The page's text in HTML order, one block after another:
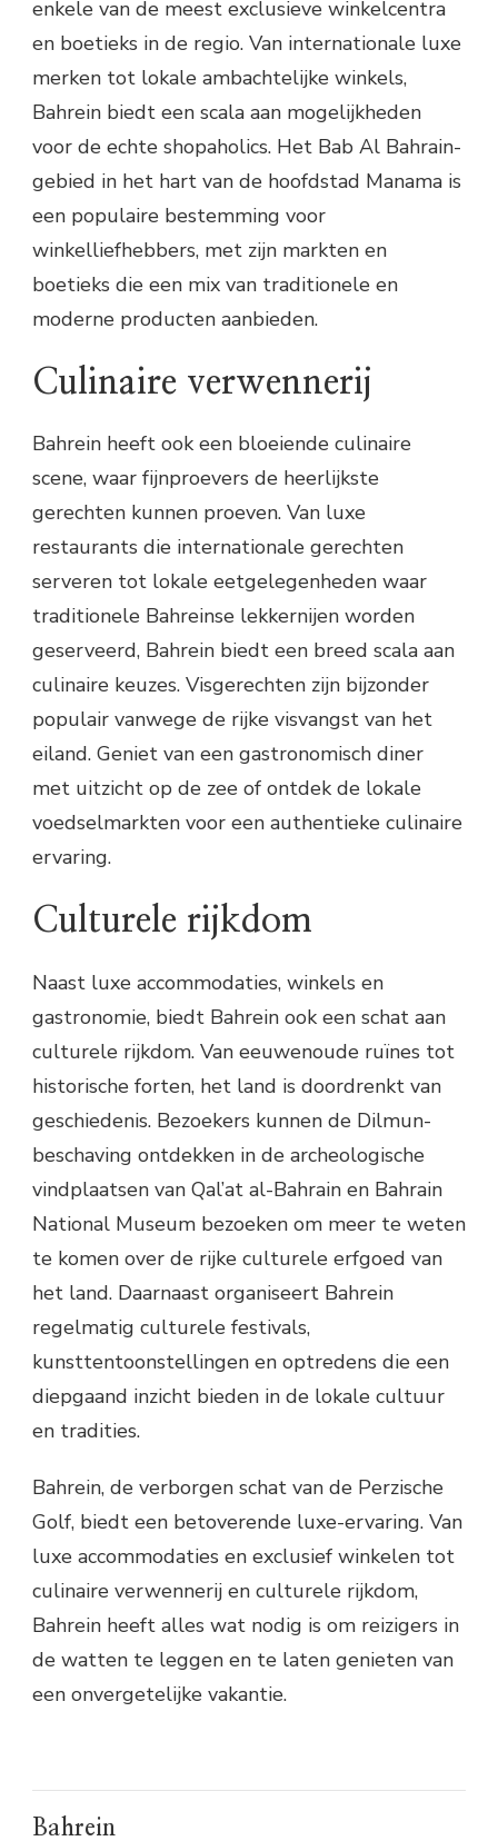
enkele van de meest exclusieve winkelcentra
en boetieks in de regio. Van internationale luxe
merken tot lokale ambachtelijke winkels,
Bahrein biedt een scala aan mogelijkheden
voor de echte shopaholics. Het Bab Al Bahrain-
gebied in het hart van de hoofdstad Manama is
een populaire bestemming voor
winkelliefhebbers, met zijn markten en
boetieks die een mix van traditionele en
moderne producten aanbieden.
Culinaire verwennerij
Bahrein heeft ook een bloeiende culinaire
scene, waar fijnproevers de heerlijkste
gerechten kunnen proeven. Van luxe
restaurants die internationale gerechten
serveren tot lokale eetgelegenheden waar
traditionele Bahreinse lekkernijen worden
geserveerd, Bahrein biedt een breed scala aan
culinaire keuzes. Visgerechten zijn bijzonder
populair vanwege de rijke visvangst van het
eiland. Geniet van een gastronomisch diner
met uitzicht op de zee of ontdek de lokale
voedselmarkten voor een authentieke culinaire
ervaring.
Culturele rijkdom
Naast luxe accommodaties, winkels en
gastronomie, biedt Bahrein ook een schat aan
culturele rijkdom. Van eeuwenoude ruïnes tot
historische forten, het land is doordrenkt van
geschiedenis. Bezoekers kunnen de Dilmun-
beschaving ontdekken in de archeologische
vindplaatsen van Qal’at al-Bahrain en Bahrain
National Museum bezoeken om meer te weten
te komen over de rijke culturele erfgoed van
het land. Daarnaast organiseert Bahrein
regelmatig culturele festivals,
kunsttentoonstellingen en optredens die een
diepgaand inzicht bieden in de lokale cultuur
en tradities.
Bahrein, de verborgen schat van de Perzische
Golf, biedt een betoverende luxe-ervaring. Van
luxe accommodaties en exclusief winkelen tot
culinaire verwennerij en culturele rijkdom,
Bahrein heeft alles wat nodig is om reizigers in
de watten te leggen en te laten genieten van
een onvergetelijke vakantie.
Bahrein